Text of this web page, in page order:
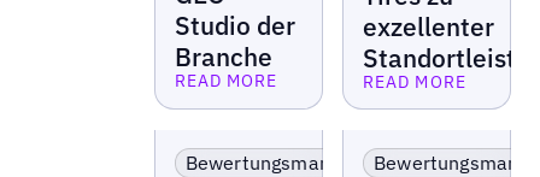
Studio der
Branche
Lesen Sie mehr
READ MORE
exzellenter
Lesen Sie mehr
READ MORE
Finanz- &
Versicherungsmarken
Bewertungsmanagement
Finanz- &